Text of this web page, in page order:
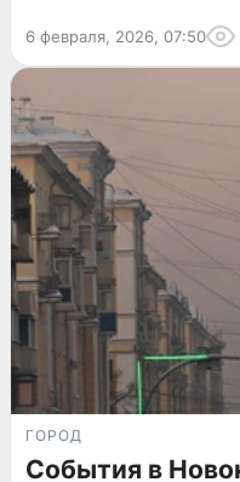
6 февраля, 2026, 07:50
ГОРОД
События в